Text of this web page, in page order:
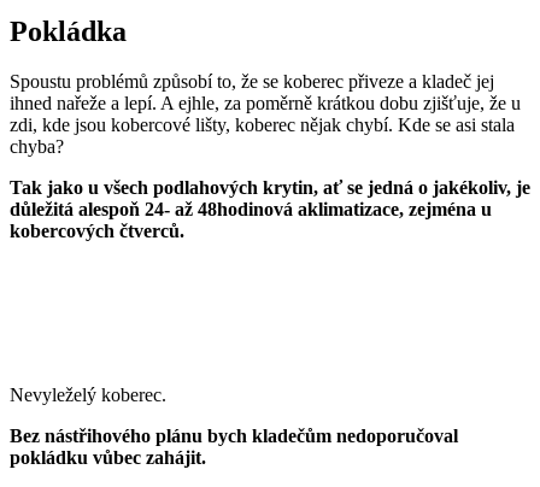
Pokládka
Spoustu problémů způsobí to, že se koberec přiveze a kladeč jej
ihned nařeže a lepí. A ejhle, za poměrně krátkou dobu zjišťuje, že u
zdi, kde jsou kobercové lišty, koberec nějak chybí. Kde se asi stala
chyba?
Tak jako u všech podlahových krytin, ať se jedná o jakékoliv, je
důležitá alespoň 24- až 48hodinová aklimatizace, zejména u
kobercových čtverců.
Nevyleželý koberec.
Bez nástřihového plánu bych kladečům nedoporučoval
pokládku vůbec zahájit.